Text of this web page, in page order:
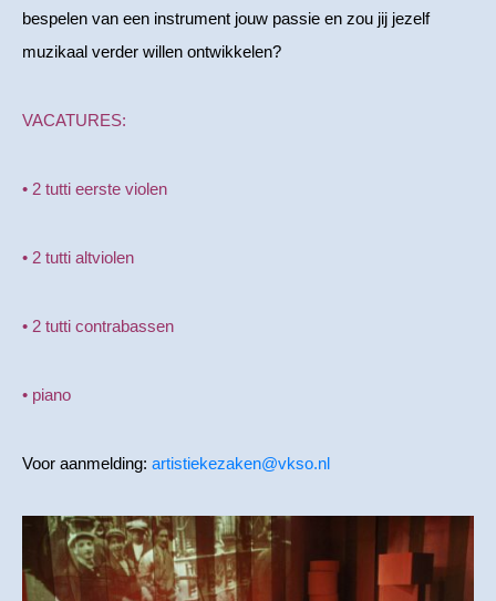
bespelen van een instrument jouw passie en zou jij jezelf
muzikaal verder willen ontwikkelen?
VACATURES:
• 2 tutti eerste violen
• 2 tutti altviolen
• 2 tutti contrabassen
• piano
Voor aanmelding: artistiekezaken@vkso.nl